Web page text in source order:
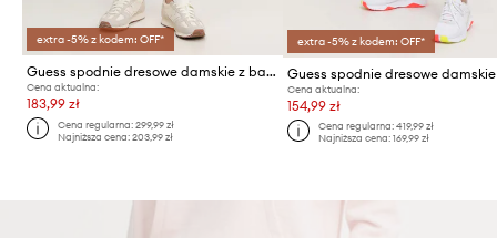
extra -5% z kodem: OFF*
Guess spodnie dresowe damskie z bawełną SILVY
Cena aktualna:
183,99 zł
Cena regularna:299,99 zł
Najniższa cena:203,99 zł
extra -5% z kodem: OFF*
Cena aktualna:
154,99 zł
Cena regularna: 419,99 zł
Najniższa cena: 169,99 zł